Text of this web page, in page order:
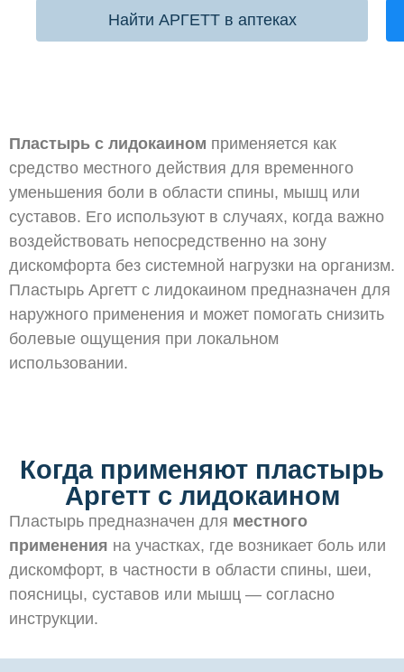
Найти АРГЕТТ в аптеках
Пластырь с лидокаином применяется как
средство местного действия для временного
уменьшения боли в области спины, мышц или
суставов. Его используют в случаях, когда важно
воздействовать непосредственно на зону
дискомфорта без системной нагрузки на организм.
Пластырь Аргетт с лидокаином предназначен для
наружного применения и может помогать снизить
болевые ощущения при локальном
использовании.
Когда применяют пластырь
Аргетт с лидокаином
Пластырь предназначен для местного
применения на участках, где возникает боль или
дискомфорт, в частности в области спины, шеи,
поясницы, суставов или мышц — согласно
инструкции.